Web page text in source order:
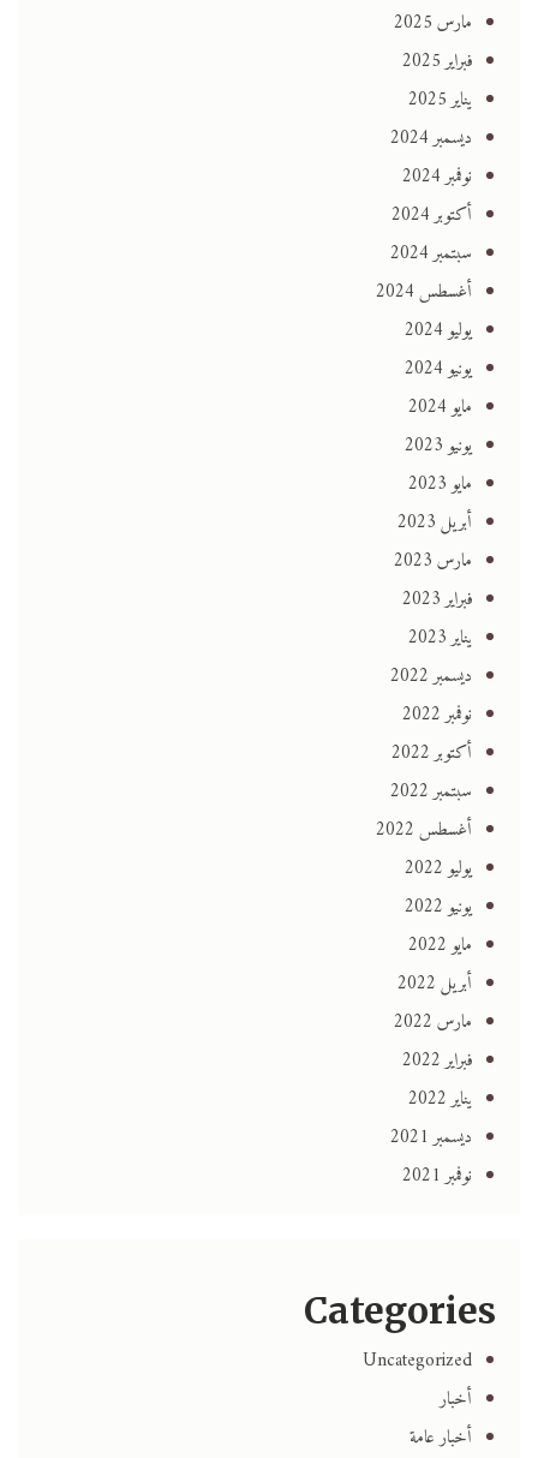
مارس 2025
فبراير 2025
يناير 2025
ديسمبر 2024
نوفمبر 2024
أكتوبر 2024
سبتمبر 2024
أغسطس 2024
يوليو 2024
يونيو 2024
مايو 2024
يونيو 2023
مايو 2023
أبريل 2023
مارس 2023
فبراير 2023
يناير 2023
ديسمبر 2022
نوفمبر 2022
أكتوبر 2022
سبتمبر 2022
أغسطس 2022
يوليو 2022
يونيو 2022
مايو 2022
أبريل 2022
مارس 2022
فبراير 2022
يناير 2022
ديسمبر 2021
نوفمبر 2021
Categories
Uncategorized
أخبار
أخبار عامة